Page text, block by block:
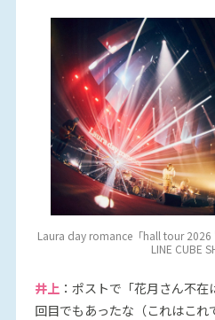
Laura day romance「hall tour
LINE CUBE
井上 ：ポストで「花月さん不
回目でもあったな（これはこ